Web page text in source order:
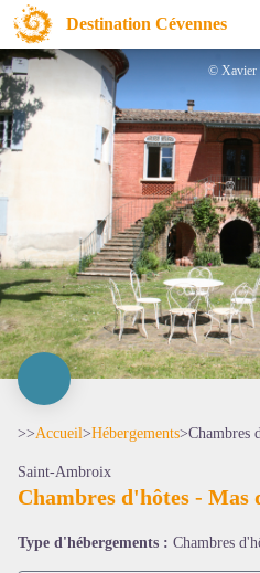
Destination Cévennes
Chambres d'hôtes - Mas de
© Xavier
>>Accueil>Hébergements>Chambres
Saint-Ambroix
Chambres d'hôtes - Mas
Type d'hébergements : Chambres